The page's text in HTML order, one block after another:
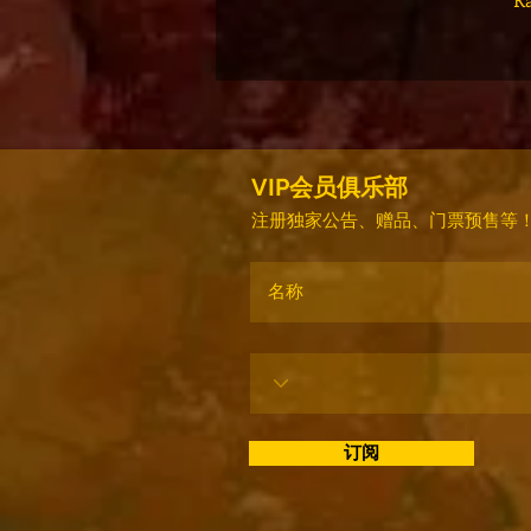
VIP会员俱乐部
注册独家公告、赠品、门票预售等
订阅